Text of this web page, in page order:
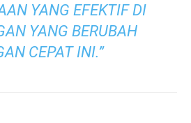
YANG EFEKTIF DI
YANG BERUBAH
CEPAT INI.”